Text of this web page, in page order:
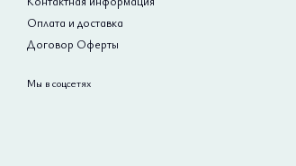
Оплата и доставка
Договор Оферты
Мы в соцсетях